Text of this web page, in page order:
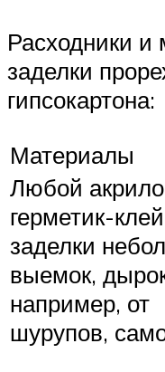
Расходники
заделки
гипсокартона:
Материалы
Любой
герметик-
заделки
выемок,
например, от
шурупов,